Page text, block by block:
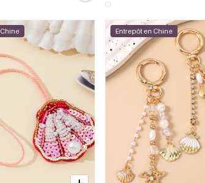
Entrepôt en Chine